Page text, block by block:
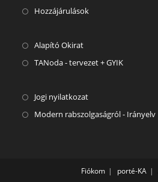
Hozzájárulások
Alapító Okirat
TANoda - tervezet + GYIK
Jogi nyilatkozat
Modern rabszolgaságról - Irányelv
Fiókom porté-KA